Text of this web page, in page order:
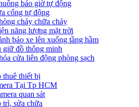
báo giờ tự động
cổng tự động
cháy chữa cháy
năng lượng mặt trời
báo xe lên xuống tầng hầm
giữ đồ thông minh
cửa liên động phòng sạch
thiết bị
Tại Tp HCM
quan sát
sửa chữa